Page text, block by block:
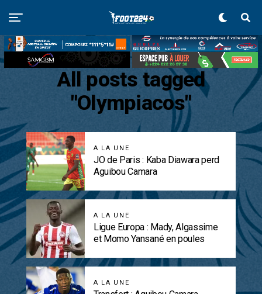
All posts tagged
"Olympiacos"
A LA UNE
JO de Paris : Kaba Diawara perd
Aguibou Camara
A LA UNE
Ligue Europa : Mady, Algassime
et Momo Yansané en poules
A LA UNE